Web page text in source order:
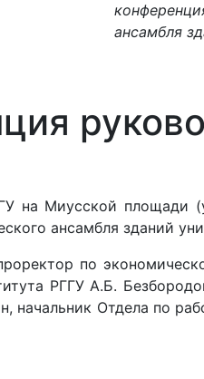
ансамбля
на Миусской площади
ансамбля зданий
по
РГГУ А.Б.
начальник Отдела по